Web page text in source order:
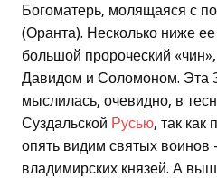
Богоматерь, молящаяся с
(Оранта). Несколько ниже
большой пророческий
Давидом и Соломоном. Эта
мыслилась, очевидно, в
Суздальской Русью, так
опять видим святых
владимирских князей. А